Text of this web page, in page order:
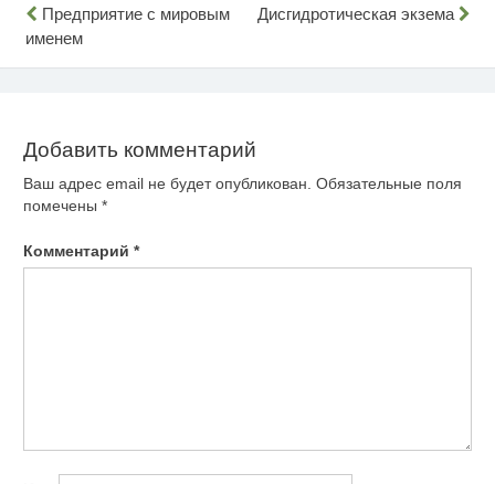
Навигация
по
Предприятие с мировым
именем
Дисгидротическая экзема
Добавить комментарий
Ваш адрес email не будет опубликован. Обязательные поля
помечены *
Комментарий *